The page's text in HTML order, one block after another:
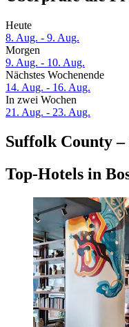
Heute
8. Aug. - 9. Aug.
Morgen
9. Aug. - 10. Aug.
Nächstes Wochenende
14. Aug. - 16. Aug.
In zwei Wochen
21. Aug. - 23. Aug.
Suffolk County –
Top-Hotels in